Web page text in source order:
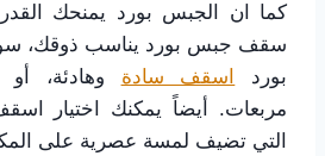
كما ان الجبس بورد يمنحك
سقف جبس بورد يناسب ذوقك،
بورد
اسقف سادة وهادئة،
مربعات. أيضاً يمكنك اختيار
التي تضيف لمسة عصرية على